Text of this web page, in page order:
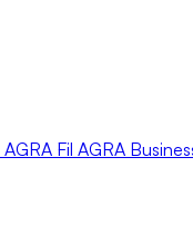
AGRA Fil AGRA